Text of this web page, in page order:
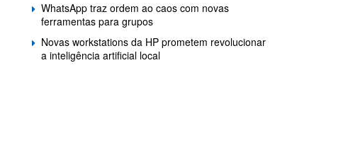
WhatsApp traz ordem ao caos com novas
ferramentas para grupos
Novas workstations da HP prometem revolucionar
a inteligência artificial local